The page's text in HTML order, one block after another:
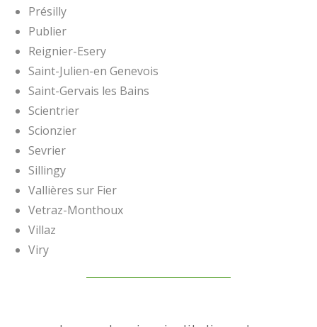
Présilly
Publier
Reignier-Esery
Saint-Julien-en Genevois
Saint-Gervais les Bains
Scientrier
Scionzier
Sevrier
Sillingy
Vallières sur Fier
Vetraz-Monthoux
Villaz
Viry